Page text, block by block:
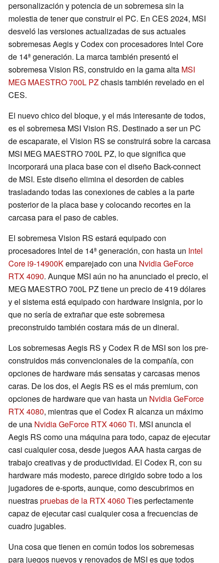
personalización y potencia de un sobremesa sin la
molestia de tener que construir el PC. En CES 2024, MSI
desveló las versiones actualizadas de sus actuales
sobremesas Aegis y Codex con procesadores Intel Core
de 14ª generación. La marca también presentó el
sobremesa Vision RS, construido en la gama alta MSI
MEG MAESTRO 700L PZchasis también revelado en el
CES.
El nuevo chico del bloque, y el más interesante de todos,
es el sobremesa MSI Vision RS. Destinado a ser un PC
de escaparate, el Vision RS se construirá sobre la carcasa
MSI MEG MAESTRO 700L PZ, lo que significa que
incorporará una placa base con el diseño Back-connect
de MSI. Este diseño elimina el desorden de cables
trasladando todas las conexiones de cables a la parte
posterior de la placa base y colocando recortes en la
carcasa para el paso de cables.
El sobremesa Vision RS estará equipado con
procesadores Intel de 14ª generación, con hasta un Intel
Core i9-14900Kemparejado con una Nvidia GeForce
RTX 4090. Aunque MSI aún no ha anunciado el precio, el
MEG MAESTRO 700L PZ tiene un precio de 419 dólares
y el sistema está equipado con hardware insignia, por lo
que no sería de extrañar que este sobremesa
preconstruido también costara más de un dineral.
Los sobremesas Aegis RS y Codex R de MSI son los pre-
construidos más convencionales de la compañía, con
opciones de hardware más sensatas y carcasas menos
caras. De los dos, el Aegis RS es el más premium, con
opciones de hardware que van hasta un Nvidia GeForce
RTX 4080, mientras que el Codex R alcanza un máximo
de una Nvidia GeForce RTX 4060 Ti. MSI anuncia el
Aegis RS como una máquina para todo, capaz de ejecutar
casi cualquier cosa, desde juegos AAA hasta cargas de
trabajo creativas y de productividad. El Codex R, con su
hardware más modesto, parece dirigido sobre todo a los
jugadores de e-sports, aunque, como descubrimos en
nuestraspruebas de la RTX 4060 Ties perfectamente
capaz de ejecutar casi cualquier cosa a frecuencias de
cuadro jugables.
Una cosa que tienen en común todos los sobremesas
para juegos nuevos y renovados de MSI es que todos